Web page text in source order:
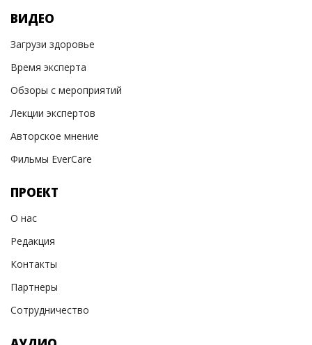
ВИДЕО
Загрузи здоровье
Время эксперта
Обзоры с мероприятий
Лекции экспертов
Авторское мнение
Фильмы EverCare
ПРОЕКТ
О нас
Редакция
Контакты
Партнеры
Сотрудничество